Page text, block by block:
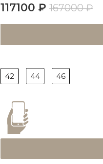
117100 ₽ 167000₽
42
44 46